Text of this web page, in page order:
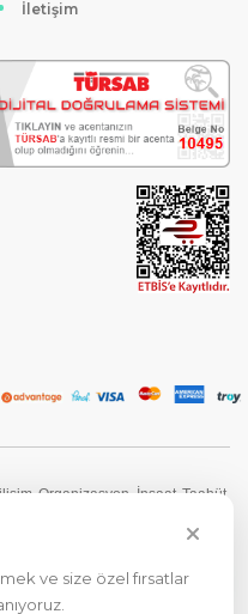
İletişim
Organizasyon İnşaat Taahüt
Gizlilik Sözleşmesi
ve size özel fırsatlar